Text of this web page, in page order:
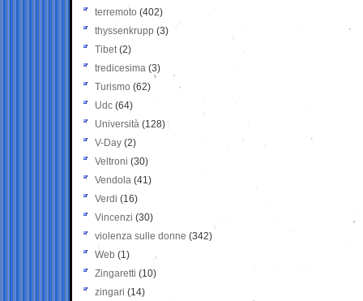
terremoto (402)
thyssenkrupp (3)
Tibet(2)
tredicesima (3)
Turismo (62)
Udc (64)
Università (128)
V-Day (2)
Veltroni (30)
Vendola (41)
Verdi (16)
Vincenzi (30)
violenza sulle donne (342)
Web (1)
Zingaretti (10)
zingari (14)